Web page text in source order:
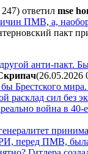
ответил mse
ПМВ, а,
пакт
анти-пакт.
(26.05.2026
Брестского
расклад сил без
война в
перед ПМВ,